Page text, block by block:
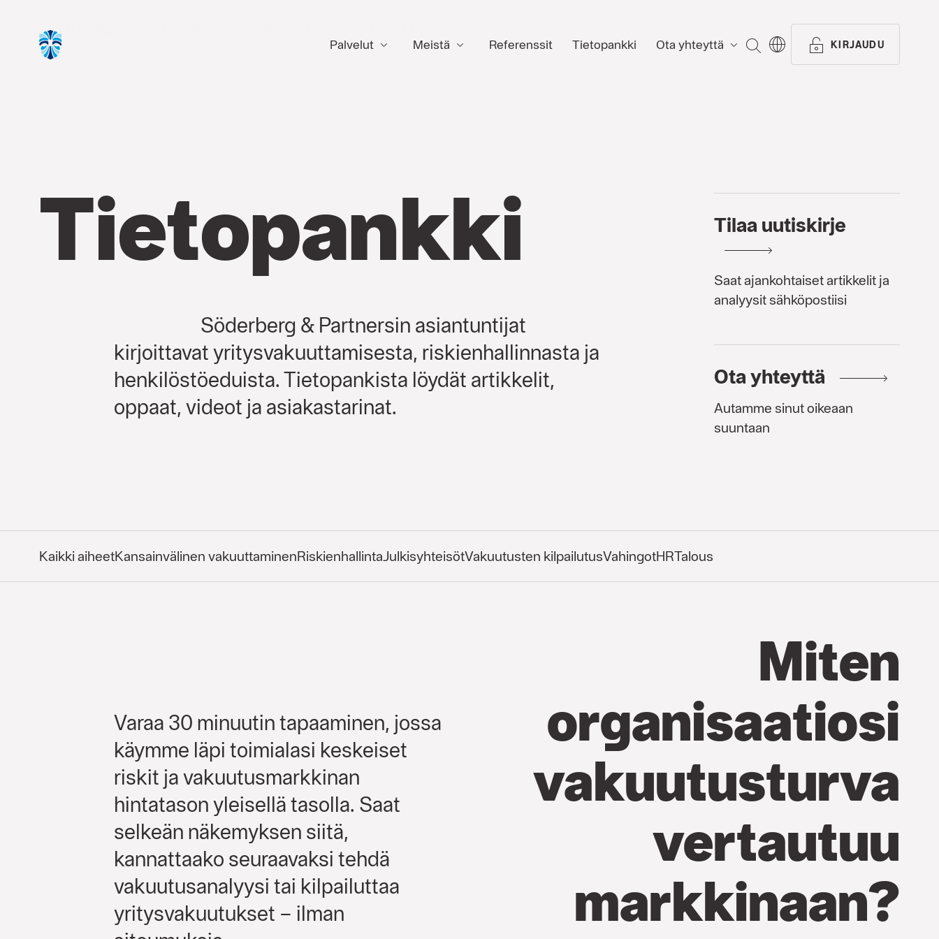
Palvelut Meistä Referenssit Tietopankki Ota yhteyttä ETSI KIRJAUDU
Kaikki kategoriat
Tietopankki
Söderberg & Partnersin asiantuntijat
kirjoittavat yritysvakuuttamisesta, riskienhallinnasta ja
henkilöstöeduista. Tietopankista löydät artikkelit,
oppaat, videot ja asiakastarinat.
Tilaa uutiskirje
Saat ajankohtaiset artikkelit ja
analyysit sähköpostiisi
Ota yhteyttä
Autamme sinut oikeaan
suuntaan
Kaikki aiheetKansainvälinen vakuuttaminenRiskienhallintaJulkisyhteisötVakuutusten kilpailutusVahingotHRTalous
Miten
organisaatiosi
vakuutusturva
vertautuu
markkinaan?
Varaa 30 minuutin tapaaminen, jossa
käymme läpi toimialasi keskeiset
riskit ja vakuutusmarkkinan
hintatason yleisellä tasolla. Saat
selkeän näkemyksen siitä,
kannattaako seuraavaksi tehdä
vakuutusanalyysi tai kilpailuttaa
yritysvakuutukset – ilman